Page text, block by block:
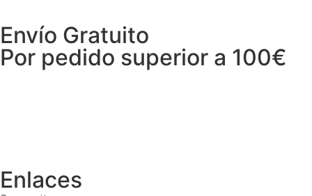
Envío Gratuito
Por pedido superior a 100€
Enlaces